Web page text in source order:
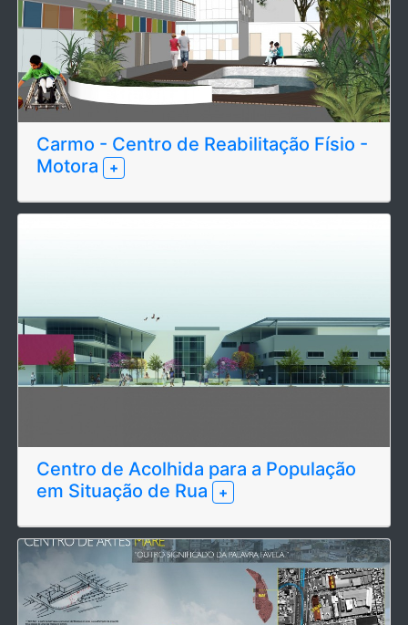
Carmo - Centro de Reabilitação Físio -
Motora
+
Centro de Acolhida para a População
em Situação de Rua
+